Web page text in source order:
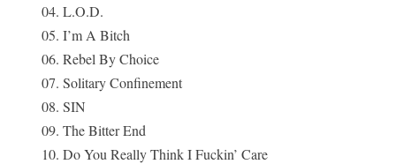
04. L.O.D.
05. I’m A Bitch
06. Rebel By Choice
07. Solitary Confinement
08. SIN
09. The Bitter End
10. Do You Really Think I Fuckin’ Care